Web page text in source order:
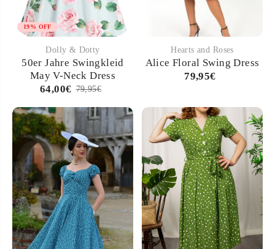
19% OFF
Dolly & Dotty
50er Jahre Swingkleid
May V-Neck Dress
64,00€ 79,95€
Hearts and Roses
Alice Floral Swing Dress
79,95€